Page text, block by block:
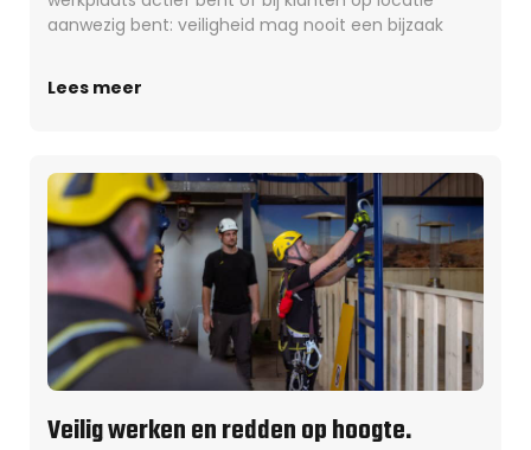
aanwezig bent: veiligheid mag nooit een bijzaak
Lees meer
Veilig werken en redden op hoogte.